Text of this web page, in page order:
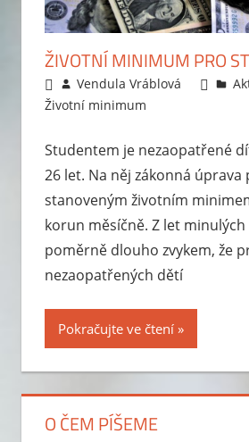
bude
zvýšení?
Aktuální
informace,
žádost
příklady
výpočet
vícečlennou
rodinu.
ŽIVOTNÍ MINIMUM PRO
1.7.2013
Vendula Vráblová
Životní minimum
Studentem je nezaopatřené
26 let. Na něj zákonná úprava
stanoveným životním
korun měsíčně. Z let minulých
poměrně dlouho zvykem, že
nezaopatřených dětí
Pokračujte ve čtení
O ČEM PÍŠEME